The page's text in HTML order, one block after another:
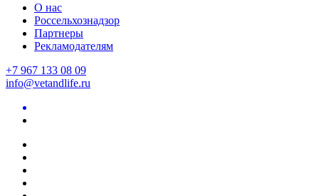
О нас
Россельхознадзор
Партнеры
Рекламодателям
+7 967 133 08 09
info@vetandlife.ru